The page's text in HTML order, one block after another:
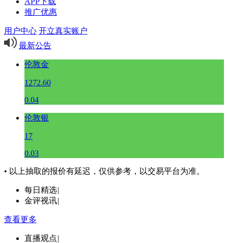
推广优惠
用户中心 开立真实账户
最新公告
伦敦金
1272.60
0.04
伦敦银
17
0.03
• 以上抽取的报价有延迟，仅供参考，以交易平台为准。
每日精选|
金评视讯|
查看更多
直播观点|